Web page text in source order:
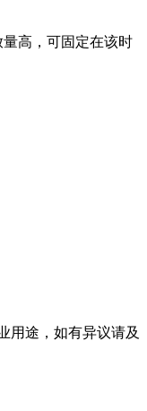
高，可固定在该时
用途，如有异议请及